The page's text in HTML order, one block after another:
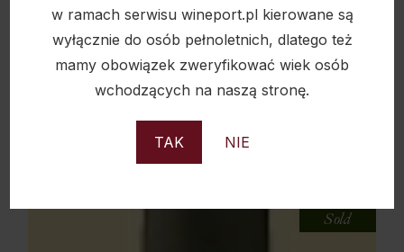
w ramach serwisu wineport.pl kierowane są
wyłącznie do osób pełnoletnich, dlatego też
mamy obowiązek zweryfikować wiek osób
wchodzących na naszą stronę.
TAK NIE
WINO HAPPY CAT PINK KATZ QBA 0,75L 10%
50,00zł
Sold